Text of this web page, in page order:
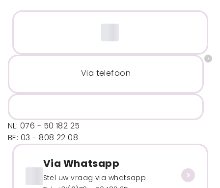
Via telefoon
NL: 076 - 50 182 25
BE: 03 - 808 22 08
Via Whatsapp
Stel uw vraag via whatsapp